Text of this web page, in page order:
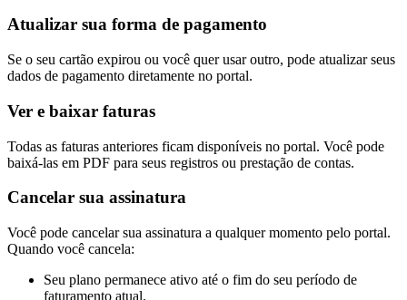
Atualizar sua forma de pagamento
Se o seu cartão expirou ou você quer usar outro, pode atualizar seus
dados de pagamento diretamente no portal.
Ver e baixar faturas
Todas as faturas anteriores ficam disponíveis no portal. Você pode
baixá-las em PDF para seus registros ou prestação de contas.
Cancelar sua assinatura
Você pode cancelar sua assinatura a qualquer momento pelo portal.
Quando você cancela:
Seu plano permanece ativo até o fim do seu período de
faturamento atual.